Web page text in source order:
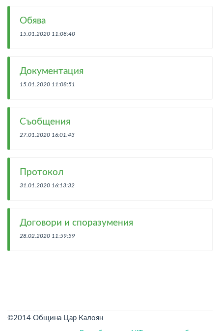
Обява
15.01.2020 11:08:40
Документация
15.01.2020 11:08:51
Съобщения
27.01.2020 16:01:43
Протокол
31.01.2020 16:13:32
Договори и споразумения
28.02.2020 11:59:59
©2014 Община Цар Калоян